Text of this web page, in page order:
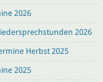
2026
2026
Herbst 2025
2025